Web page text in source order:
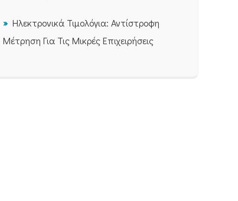
Ηλεκτρονικά Τιμολόγια: Αντίστροφη
Μέτρηση Για Τις Μικρές Επιχειρήσεις